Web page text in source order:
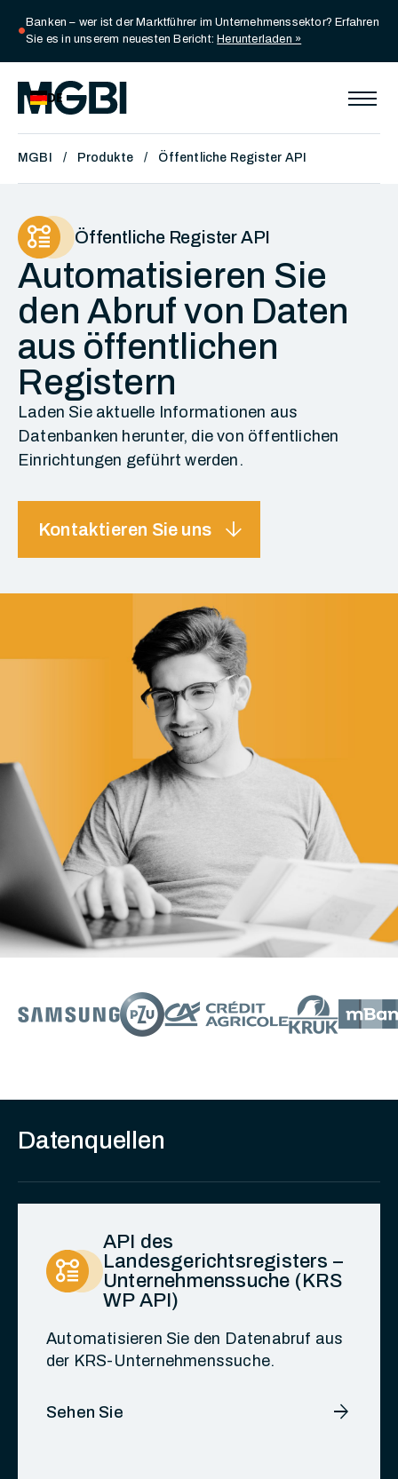
circle
Banken – wer ist der Marktführer im Unternehmenssektor? Erfahren
Sie es in unserem neuesten Bericht: Herunterladen »
DE
MGBI Produkte Öffentliche Register API
Öffentliche Register API
Automatisieren Sie
den Abruf von Daten
aus öffentlichen
Registern
Laden Sie aktuelle Informationen aus
Datenbanken herunter, die von öffentlichen
Einrichtungen geführt werden.
Kontaktieren Sie uns arrow_downward
Datenquellen
API des
Landesgerichtsregisters –
Unternehmenssuche (KRS
WP API)
Automatisieren Sie den Datenabruf aus
der KRS-Unternehmenssuche.
Sehen Sie arrow_forward